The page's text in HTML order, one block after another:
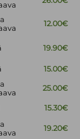
12.00€
19.90€
15.00€
25.00€
15.30€
19.20€